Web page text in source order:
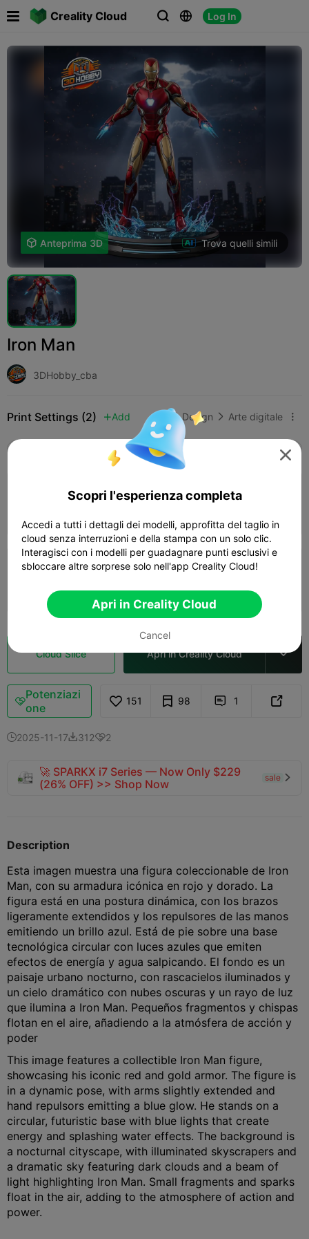
Creality Cloud   Log In
 
 Anteprima 3D Trova quelli simili
Iron Man
3DHobby_cba
Print Settings (2)  Add Arte e Design  Arte digitale 
K2 Plus K2 Pro
0.2mm layer, 2 walls, 15% infill
0.2mm layer, 2 walls, 15% infill
 02h 09m  1 plates  30.17g
Cloud Slice Apri in Creality Cloud 
Potenziazi
one
151 98  1 
2025-11-173122
🚀 SPARKX i7 Series — Now Only $229
(26% OFF) >> Shop Now
sale 
Description
Esta imagen muestra una figura coleccionable de Iron
Man, con su armadura icónica en rojo y dorado. La
figura está en una postura dinámica, con los brazos
ligeramente extendidos y los repulsores de las manos
emitiendo un brillo azul. Está de pie sobre una base
tecnológica circular con luces azules que emiten
efectos de energía y agua salpicando. El fondo es un
paisaje urbano nocturno, con rascacielos iluminados y
un cielo dramático con nubes oscuras y un rayo de luz
que ilumina a Iron Man. Pequeños fragmentos y chispas
flotan en el aire, añadiendo a la atmósfera de acción y
poder
This image features a collectible Iron Man figure,
showcasing his iconic red and gold armor. The figure is
in a dynamic pose, with arms slightly extended and
hand repulsors emitting a blue glow. He stands on a
circular, futuristic base with blue lights that create
energy and splashing water effects. The background is
a nocturnal cityscape, with illuminated skyscrapers and
a dramatic sky featuring dark clouds and a beam of
light highlighting Iron Man. Small fragments and sparks
float in the air, adding to the atmosphere of action and
power.

Scopri l'esperienza completa
Accedi a tutti i dettagli dei modelli, approfitta del taglio in
cloud senza interruzioni e della stampa con un solo clic.
Interagisci con i modelli per guadagnare punti esclusivi e
sbloccare altre sorprese solo nell'app Creality Cloud!
Apri in Creality Cloud
Cancel